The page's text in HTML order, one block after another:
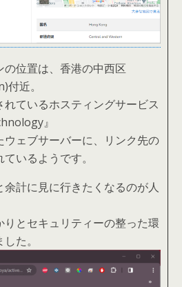
位置は、香港の中西区
近。
ているホスティングサービス
』
ウェブサーバーに、リンク先の
いるようです。
計に見に行きたくなるのが人
とセキュリティーの整った環
た。